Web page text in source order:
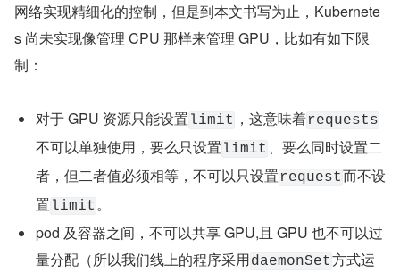
网络实现精细化的控制，但是到本文书写为止，Kubernete
s 尚未实现像管理 CPU 那样来管理 GPU，比如有如下限
制：
对于 GPU 资源只能设置 limit ，这意味着requests
不可以单独使用，要么只设置 limit 、要么同时设置二
者，但二者值必须相等，不可以只设置 request而不设
置 limit 。
pod 及容器之间，不可以共享 GPU,且 GPU 也不可以过
量分配（所以我们线上的程序采用daemonSet方式运